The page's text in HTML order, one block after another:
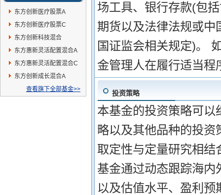
东方创新医疗股票A
东方创新医疗股票C
东方创新科技混合
东方惠新灵活配置混合A
东方惠新灵活配置混合C
东方创新成长混合A
查看旗下全部基金>>
场工具、银行存款(包
期货以及法律法规或
国证监会相关规定)。
金管理人在履行适当
投资策略
本基金的投资策略可
略以及其他品种的投
取定性与定量研究相
基金通过动态跟踪海
以及估值水平、盈利